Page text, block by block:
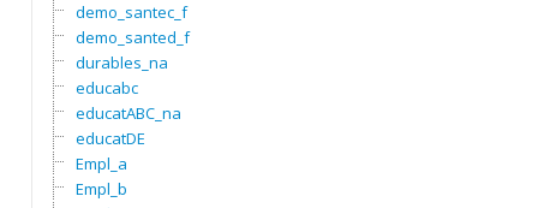
demo_santec_f
demo_santed_f
durables_na
educabc
educatABC_na
educatDE
Empl_a
Empl_b